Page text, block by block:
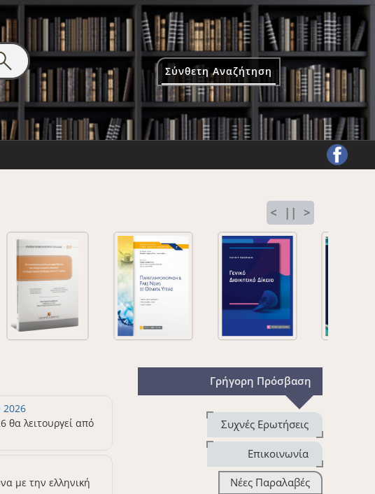
Σύνθετη Αναζήτηση
< || >
Γρήγορη Πρόσβαση
Συχνές Ερωτήσεις
Επικοινωνία
Νέες Παραλαβές
2026
θα λειτουργεί από
με την ελληνική